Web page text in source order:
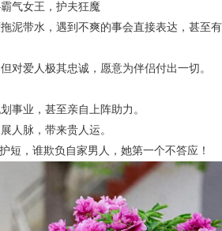
气女王，护夫狂魔
泥带水，遇到不爽的事会直接表达，甚至有
对爱人极其忠诚，愿意为伴侣付出一切。
事业，甚至亲自上阵助力。
人脉，带来贵人运。
短，谁欺负自家男人，她第一个不答应！